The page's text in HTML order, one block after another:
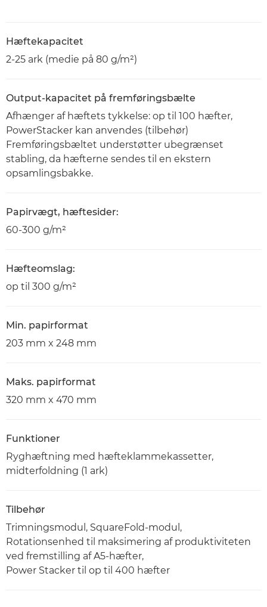
Hæftekapacitet
2-25 ark (medie på 80 g/m²)
Output-kapacitet på fremføringsbælte
Afhænger af hæftets tykkelse: op til 100 hæfter,
PowerStacker kan anvendes (tilbehør)
Fremføringsbæltet understøtter ubegrænset
stabling, da hæfterne sendes til en ekstern
opsamlingsbakke.
Papirvægt, hæftesider:
60-300 g/m²
Hæfteomslag:
op til 300 g/m²
Min. papirformat
203 mm x 248 mm
Maks. papirformat
320 mm x 470 mm
Funktioner
Ryghæftning med hæfteklammekassetter,
midterfoldning (1 ark)
Tilbehør
Trimningsmodul, SquareFold-modul,
Rotationsenhed til maksimering af produktiviteten
ved fremstilling af A5-hæfter,
Power Stacker til op til 400 hæfter